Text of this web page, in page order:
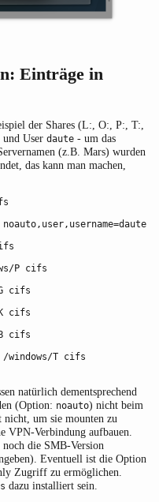
Einträge in
der Shares (L:, O:, P:, T:,
User daute - um das
(z.B. Mars) wurden
das kann man machen,
P cifs
cifs
cifs
cifs
windows/T cifs
natürlich dementsprechend
(Option: noauto) nicht beim
nicht, um sie mounten zu
VPN-Verbindung aufbauen.
die SMB-Version
Eventuell ist die Option
Zugriff zu ermöglichen.
dazu installiert sein.